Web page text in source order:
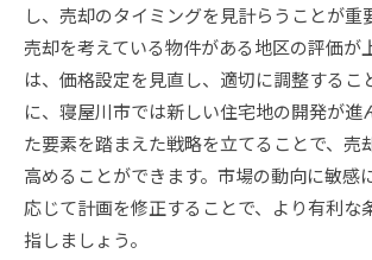
し、売却のタイミングを見計らうことが重
売却を考えている物件がある地区の評価が
は、価格設定を見直し、適切に調整するこ
に、寝屋川市では新しい住宅地の開発が進
た要素を踏まえた戦略を立てることで、売
高めることができます。市場の動向に敏感
応じて計画を修正することで、より有利な
指しましょう。